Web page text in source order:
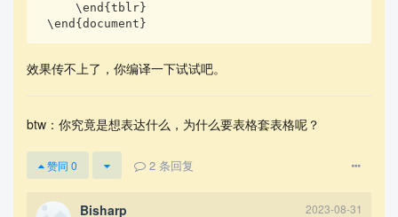
     \end{tblr}
\end{document}
效果传不上了，你编译一下试试吧。
btw：你究竟是想表达什么，为什么要表格套表格呢？
赞同 0 2 条回复
Bisharp
2023-08-31